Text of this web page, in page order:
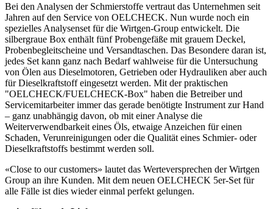
Bei den Analysen der Schmierstoffe vertraut das Unternehmen seit
Jahren auf den Service von OELCHECK. Nun wurde noch ein
spezielles Analysenset für die Wirtgen-Group entwickelt. Die
silbergraue Box enthält fünf Probengefäße mit grauem Deckel,
Probenbegleitscheine und Versandtaschen. Das Besondere daran ist,
jedes Set kann ganz nach Bedarf wahlweise für die Untersuchung
von Ölen aus Dieselmotoren, Getrieben oder Hydrauliken aber auch
für Dieselkraftstoff eingesetzt werden. Mit der praktischen
"OELCHECK/FUELCHECK-Box" haben die Betreiber und
Servicemitarbeiter immer das gerade benötigte Instrument zur Hand
– ganz unabhängig davon, ob mit einer Analyse die
Weiterverwendbarkeit eines Öls, etwaige Anzeichen für einen
Schaden, Verunreinigungen oder die Qualität eines Schmier- oder
Dieselkraftstoffs bestimmt werden soll.
«Close to our customers» lautet das Werteversprechen der Wirtgen
Group an ihre Kunden. Mit dem neuen OELCHECK 5er-Set für
alle Fälle ist dies wieder einmal perfekt gelungen.